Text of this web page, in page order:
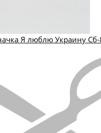
Я люблю Украину